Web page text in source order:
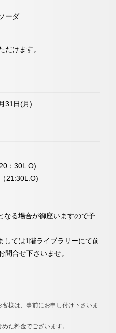
ーダ
だけます。
31日(月)
：30L.O)
21:30L.O)
なる場合が御座いますので予
しては1階ライブラリーにて前
問合せ下さいませ。
様は、事前にお申し付け下さいま
た料金でございます。